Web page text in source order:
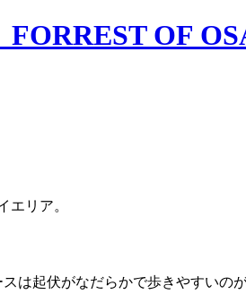
エリア。
は起伏がなだらかで歩きやすい